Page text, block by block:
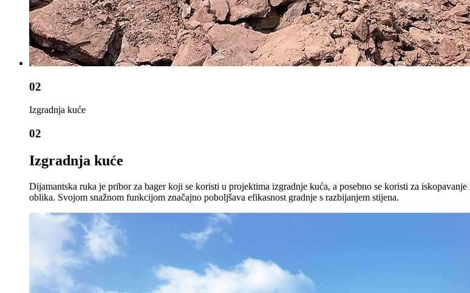
02
Izgradnja kuće
02
Izgradnja kuće
Dijamantska ruka je pribor za bager koji se koristi u projektima izgradnje kuća, a posebno se koristi za
oblika. Svojom snažnom funkcijom značajno poboljšava efikasnost gradnje s razbijanjem stijena.